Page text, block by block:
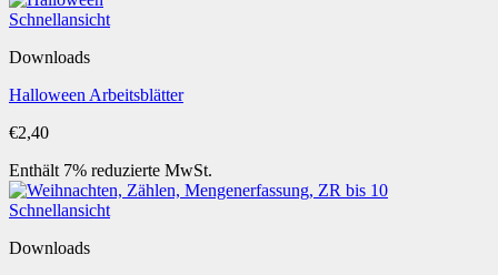
Schnellansicht
Downloads
Halloween Arbeitsblätter
€2,40
Enthält 7% reduzierte MwSt.
Schnellansicht
Downloads